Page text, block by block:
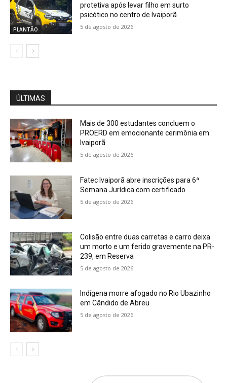
PLANTÃO
protetiva após levar filho em surto
psicótico no centro de Ivaiporã
5 de agosto de 2026
ÚLTIMAS
Mais de 300 estudantes concluem o
PROERD em emocionante cerimônia em
Ivaiporã
5 de agosto de 2026
Fatec Ivaiporã abre inscrições para 6ª
Semana Jurídica com certificado
5 de agosto de 2026
Colisão entre duas carretas e carro deixa
um morto e um ferido gravemente na PR-
239, em Reserva
5 de agosto de 2026
Indígena morre afogado no Rio Ubazinho
em Cândido de Abreu
5 de agosto de 2026